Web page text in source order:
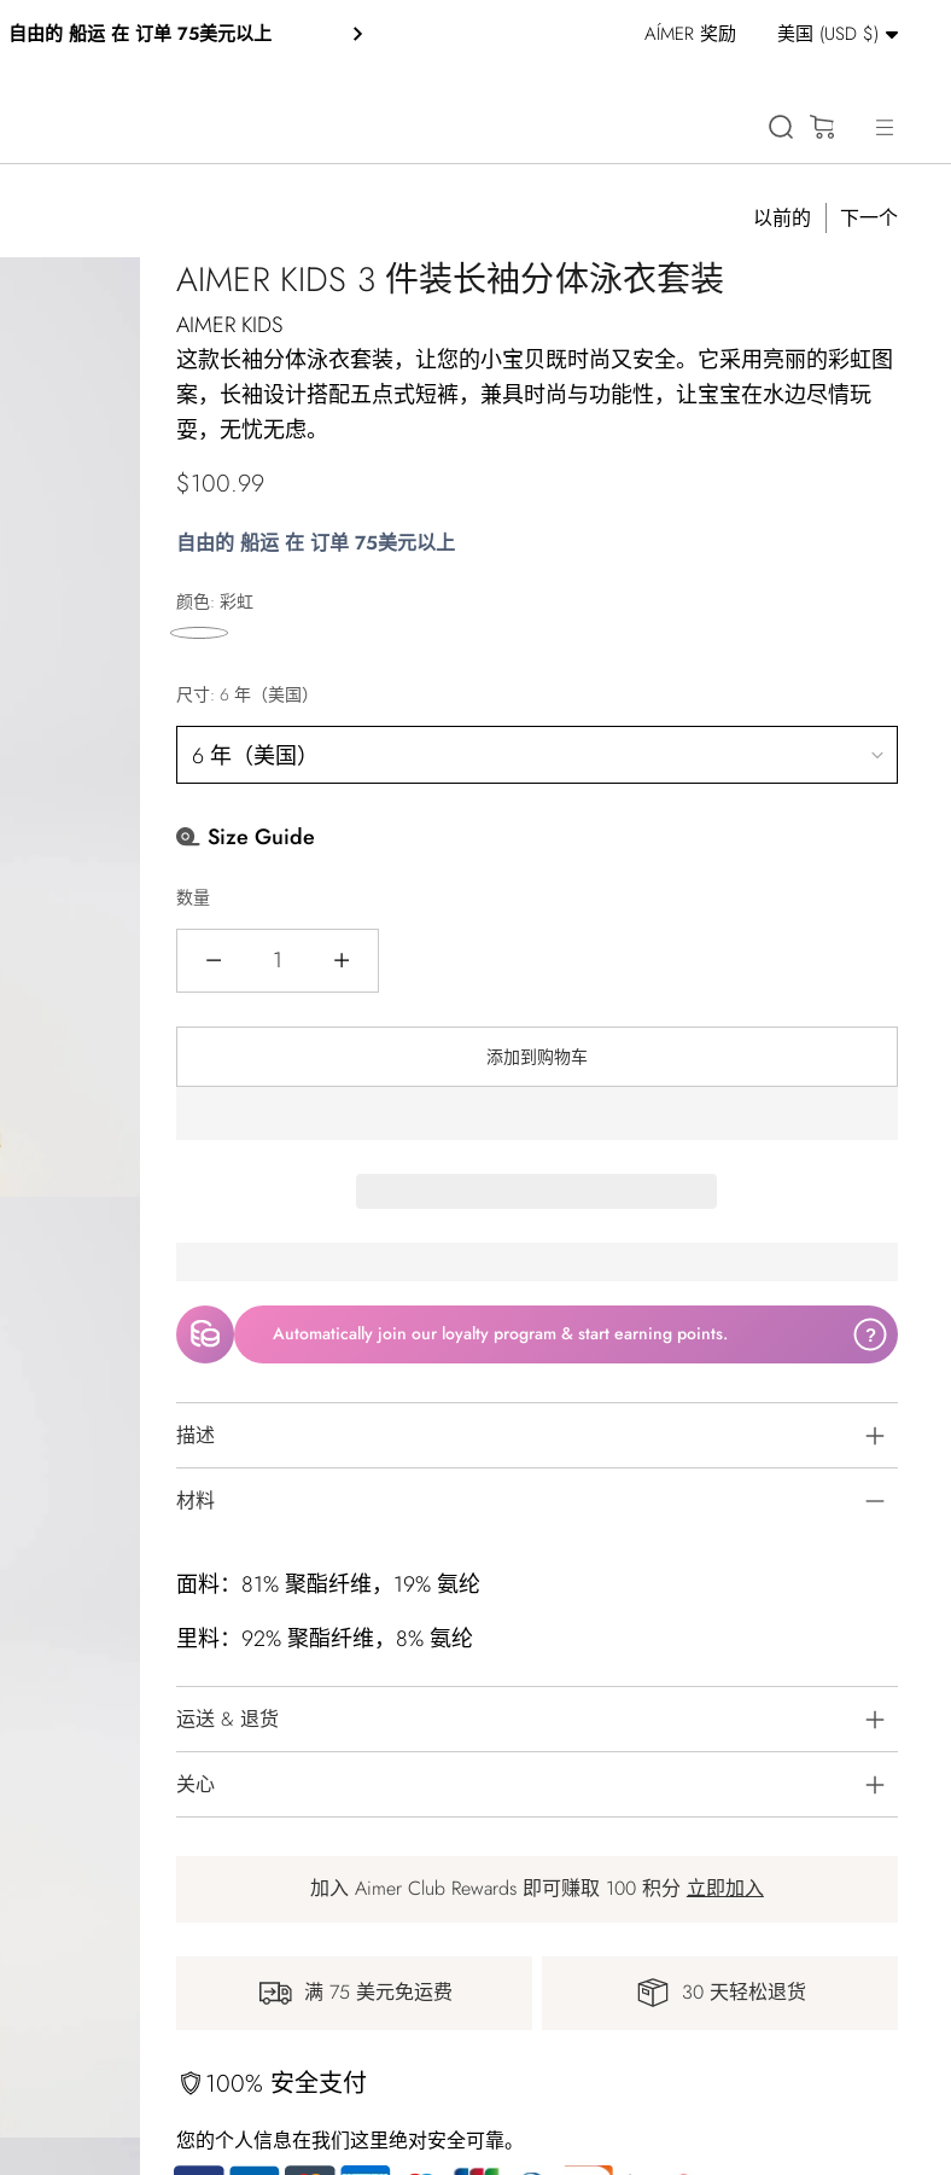
凉爽的 销售 区域：向上 到 20% 离开 自由的 船运 在 订单
AÍMER奖励
货
美国 (USD $)
以前的 下一个
AIMER KIDS 3 件装长袖分体泳衣套装
AIMER KIDS
这款长袖分体泳衣套装，让您的小宝贝既时尚又安全。它采用亮丽的彩虹图
案，长袖设计搭配五点式短裤，兼具时尚与功能性，让宝宝在水边尽情玩
耍，无忧无虑。
正
价
格
$100.99
自由的 船运 在 订单 75美元以上
颜色: 彩虹
尺寸: 6 年（美国）
Size Guide
数量
添加到购物车
Automatically join our loyalty program & start earning points. ?
描述
材料
面料：81% 聚酯纤维，19% 氨纶
里料：92% 聚酯纤维，8% 氨纶
运送 & 退货
关心
加入 Aimer Club Rewards 即可赚取 100 积分 立即加入
满 75 美元免运费 30 天轻松退货
100% 安全支付
您的个人信息在我们这里绝对安全可靠。